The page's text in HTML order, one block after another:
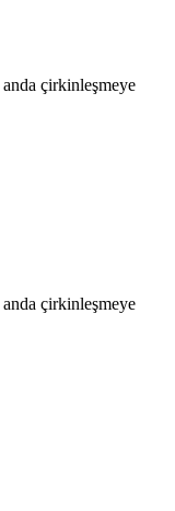
çirkinleşmeye
çirkinleşmeye